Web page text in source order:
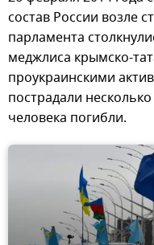
состав России возле
парламента
меджлиса крымско-
проукраинскими
пострадали
человека погибли.